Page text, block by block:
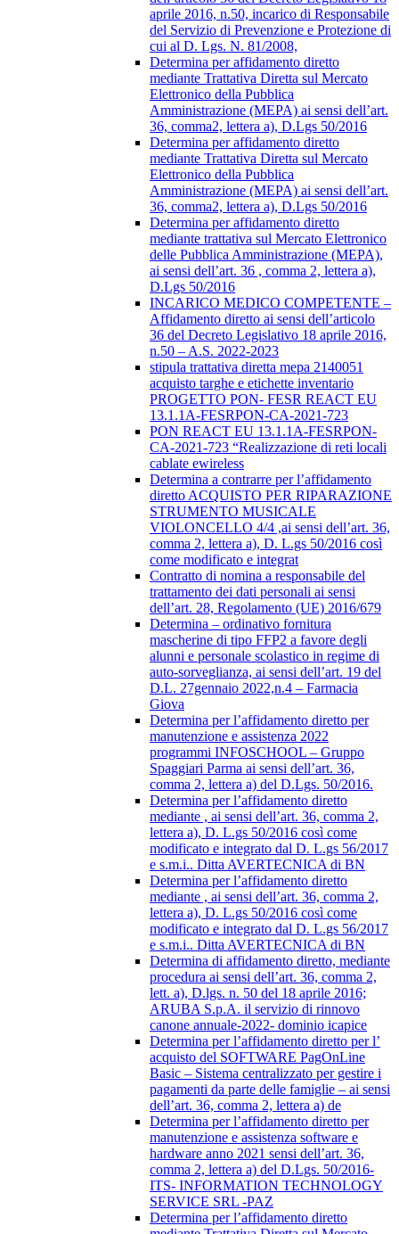
aprile 2016, n.50, incarico di Responsabile
del Servizio di Prevenzione e Protezione di
cui al D. Lgs. N. 81/2008,
Determina per affidamento diretto
mediante Trattativa Diretta sul Mercato
Elettronico della Pubblica
Amministrazione (MEPA) ai sensi dell’art.
36, comma2, lettera a), D.Lgs 50/2016
Determina per affidamento diretto
mediante Trattativa Diretta sul Mercato
Elettronico della Pubblica
Amministrazione (MEPA) ai sensi dell’art.
36, comma2, lettera a), D.Lgs 50/2016
Determina per affidamento diretto
mediante trattativa sul Mercato Elettronico
delle Pubblica Amministrazione (MEPA),
ai sensi dell’art. 36 , comma 2, lettera a),
D.Lgs 50/2016
INCARICO MEDICO COMPETENTE –
Affidamento diretto ai sensi dell’articolo
36 del Decreto Legislativo 18 aprile 2016,
n.50 – A.S. 2022-2023
stipula trattativa diretta mepa 2140051
acquisto targhe e etichette inventario
PROGETTO PON- FESR REACT EU
13.1.1A-FESRPON-CA-2021-723
PON REACT EU 13.1.1A-FESRPON-
CA-2021-723 “Realizzazione di reti locali
cablate ewireless
Determina a contrarre per l’affidamento
diretto ACQUISTO PER RIPARAZIONE
STRUMENTO MUSICALE
VIOLONCELLO 4/4 ,ai sensi dell’art. 36,
comma 2, lettera a), D. L.gs 50/2016 così
come modificato e integrat
Contratto di nomina a responsabile del
trattamento dei dati personali ai sensi
dell’art. 28, Regolamento (UE) 2016/679
Determina – ordinativo fornitura
mascherine di tipo FFP2 a favore degli
alunni e personale scolastico in regime di
auto-sorveglianza, ai sensi dell’art. 19 del
D.L. 27gennaio 2022,n.4 – Farmacia
Giova
Determina per l’affidamento diretto per
manutenzione e assistenza 2022
programmi INFOSCHOOL – Gruppo
Spaggiari Parma ai sensi dell’art. 36,
comma 2, lettera a) del D.Lgs. 50/2016.
Determina per l’affidamento diretto
mediante , ai sensi dell’art. 36, comma 2,
lettera a), D. L.gs 50/2016 così come
modificato e integrato dal D. L.gs 56/2017
e s.m.i.. Ditta AVERTECNICA di BN
Determina per l’affidamento diretto
mediante , ai sensi dell’art. 36, comma 2,
lettera a), D. L.gs 50/2016 così come
modificato e integrato dal D. L.gs 56/2017
e s.m.i.. Ditta AVERTECNICA di BN
Determina di affidamento diretto, mediante
procedura ai sensi dell’art. 36, comma 2,
lett. a), D.lgs. n. 50 del 18 aprile 2016;
ARUBA S.p.A. il servizio di rinnovo
canone annuale-2022- dominio icapice
Determina per l’affidamento diretto per l’
acquisto del SOFTWARE PagOnLine
Basic – Sistema centralizzato per gestire i
pagamenti da parte delle famiglie – ai sensi
dell’art. 36, comma 2, lettera a) de
Determina per l’affidamento diretto per
manutenzione e assistenza software e
hardware anno 2021 sensi dell’art. 36,
comma 2, lettera a) del D.Lgs. 50/2016-
ITS- INFORMATION TECHNOLOGY
SERVICE SRL -PAZ
Determina per l’affidamento diretto